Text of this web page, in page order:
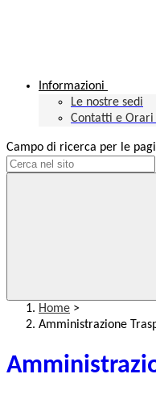
Informazioni
Le nostre sedi
Contatti e
Campo di ricerca per le
Home >
Amministrazione